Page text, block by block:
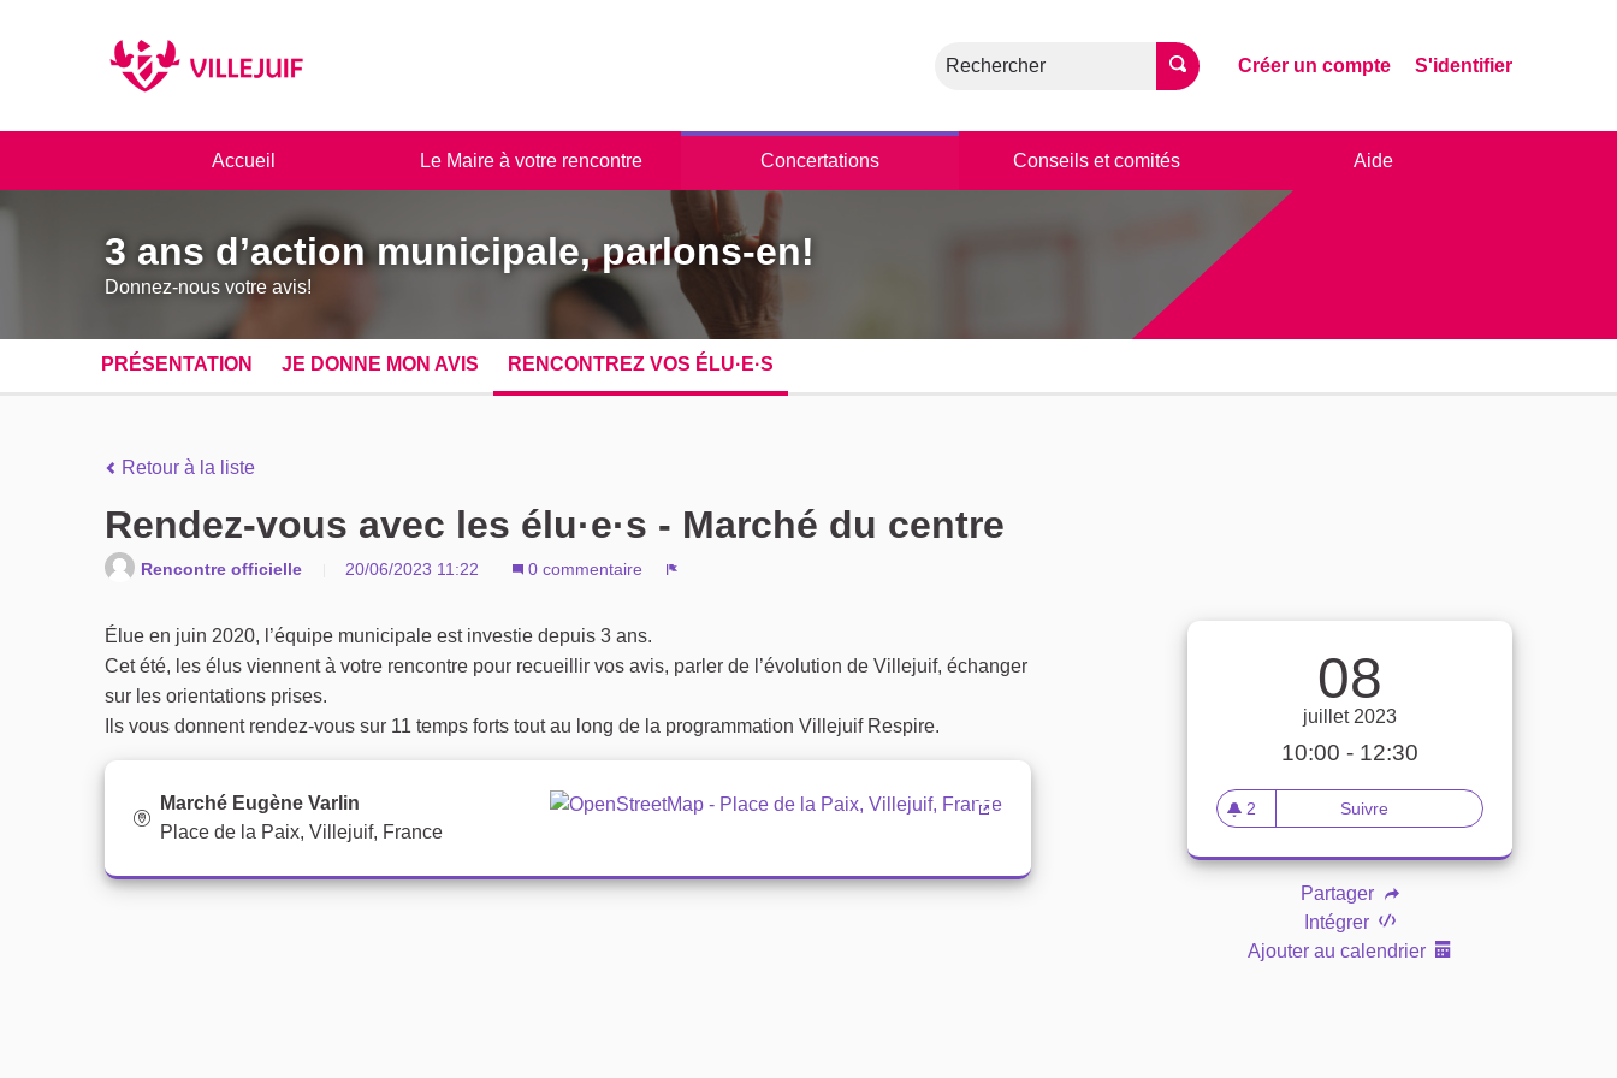
Rechercher Créer un compte S'identifier
Accueil Le Maire à votre rencontre Concertations Conseils et comités Aide
3 ans d’action municipale, parlons-en!
Donnez-nous votre avis!
PRÉSENTATION JE DONNE MON AVIS RENCONTREZ VOS ÉLU·E·S
Retour à la liste
Rendez-vous avec les élu·e·s - Marché du centre
Rencontre officielle 20/06/2023 11:22
0 commentaire
08
juillet 2023
10:00 - 12:30
2
2 abonnés
Suivre Rendez-vous avec les
Partager
Intégrer
Ajouter au calendrier
Élue en juin 2020, l’équipe municipale est investie depuis 3 ans.
Cet été, les élus viennent à votre rencontre pour recueillir vos avis, parler de l’évolution de Villejuif, échanger
sur les orientations prises.
Ils vous donnent rendez-vous sur 11 temps forts tout au long de la programmation Villejuif Respire.
Marché Eugène Varlin
Place de la Paix, Villejuif, France